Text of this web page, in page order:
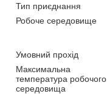
Тип приєднання
Робоче середовище
Умовний прохід
Максимальна
температура робочого
середовища